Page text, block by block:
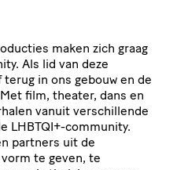
maken zich graag
Als lid van deze
in ons gebouw en de
film, theater, dans en
vanuit verschil­lende
LHBTQI+-community.
partners uit de
te geven, te